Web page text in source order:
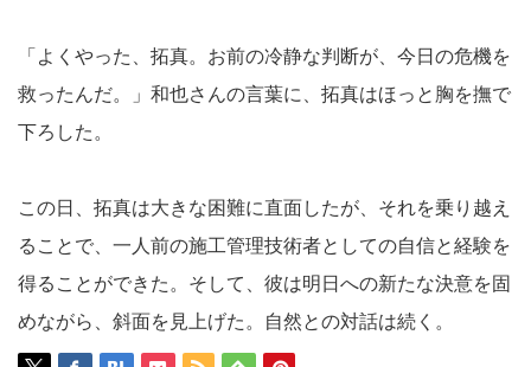
「よくやった、拓真。お前の冷静な判断が、今日の危機を
救ったんだ。」和也さんの言葉に、拓真はほっと胸を撫で
下ろした。
この日、拓真は大きな困難に直面したが、それを乗り越え
ることで、一人前の施工管理技術者としての自信と経験を
得ることができた。そして、彼は明日への新たな決意を固
めながら、斜面を見上げた。自然との対話は続く。